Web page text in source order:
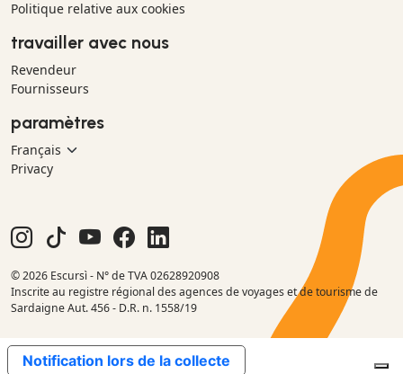
Politique relative aux cookies
travailler avec nous
Revendeur
Fournisseurs
paramètres
Privacy
© 2026 Escursì - N° de TVA 02628920908
Inscrite au registre régional des agences de voyages et de tourisme de
Sardaigne Aut. 456 - D.R. n. 1558/19
Notification lors de la collecte